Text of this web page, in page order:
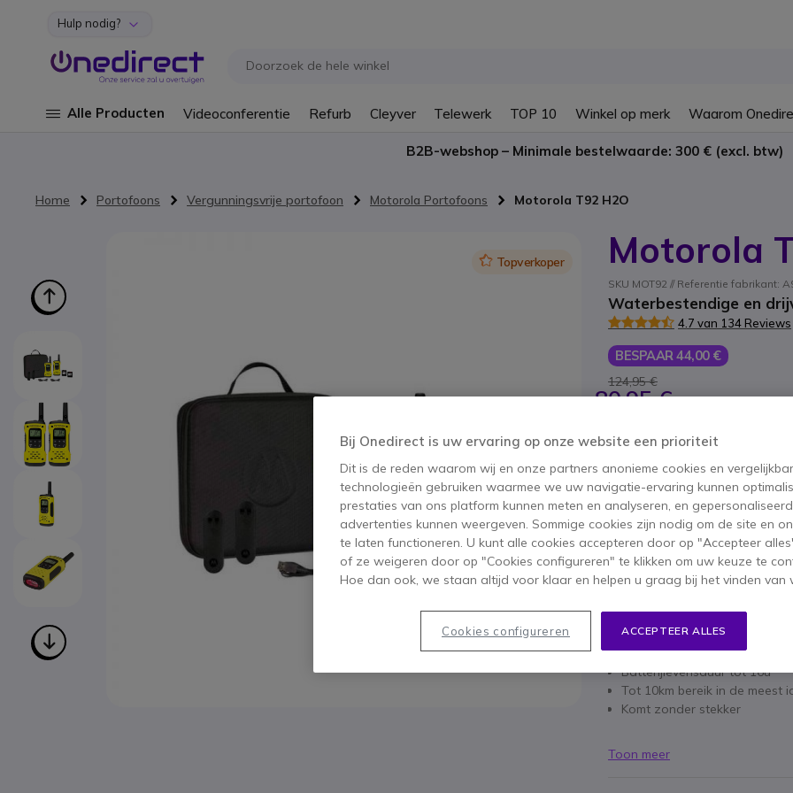
Ga naar de inhoud
Hulp nodig?
Alle Producten Videoconferentie Refurb Cleyver Telewerk TOP 10 Winkel op merk Waarom
B2B-webshop – Minimale bestelwaarde: 300 € (excl. btw)
Home Portofoons Vergunningsvrije portofoon Motorola Portofoons Motorola T92 H2O
Motorola
SKU MOT92 // Referentie fabrikant:
Waterbestendige en
4.7 van 134 Reviews
BESPAAR 44,00 €
124,95 €
80,95 € ex. BTW
Aantal
Meer dan100 productenop
1 jaarFabrieksgarantie
Belangrijkste kenmerken
Waterdichte,
8 kanalen + 121 subkanalen
Alarmknop voor
Batterijlevensduur tot 16u
Tot 10km bereik in de meest
Komt zonder stekker
Toon meer
IconTopverkoper
Bij Onedirect is uw ervaring op onze website een prioriteit
Dit is de reden waarom wij en onze partners anonieme cookies en
technologieën gebruiken waarmee we uw navigatie-ervaring kunnen
prestaties van ons platform kunnen meten en analyseren, en
advertenties kunnen weergeven. Sommige cookies zijn nodig om de site en
te laten functioneren. U kunt alle cookies accepteren door op "Accepteer
of ze weigeren door op "Cookies configureren" te klikken om uw keuze te
Hoe dan ook, we staan altijd voor klaar en helpen u graag bij het vinden van
ACCEPTEER ALLES
Cookies configureren